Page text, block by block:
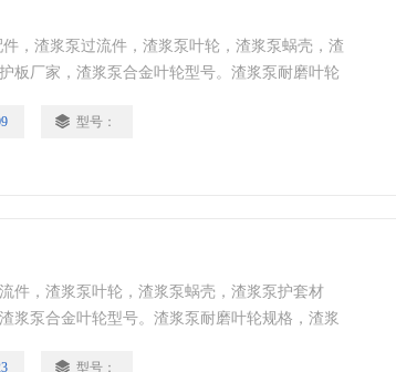
，渣浆泵过流件，渣浆泵叶轮，渣浆泵蜗壳，渣
板厂家，渣浆泵合金叶轮型号。渣浆泵耐磨叶轮
铁A05，具有高抗磨性，抗腐蚀性，抗冲击性
型号：
件，渣浆泵叶轮，渣浆泵蜗壳，渣浆泵护套材
浆泵合金叶轮型号。渣浆泵耐磨叶轮规格，渣浆
型号：